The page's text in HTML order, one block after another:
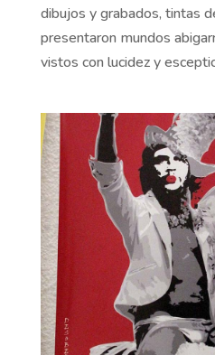
dibujos y grabados, tintas
presentaron mundos
vistos con lucidez y